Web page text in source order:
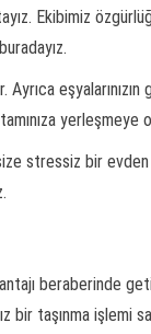
Ekibimiz
yerleşmeye
size stressiz bir
beraberinde
bir taşınma işlemi